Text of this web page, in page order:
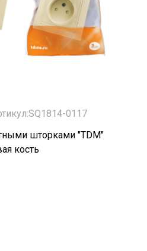
0117
шторками "ТDМ"
кость